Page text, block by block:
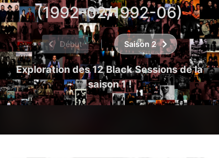
(1992-02/1992-06)
Début | Saison 2
Exploration des 12 Black Sessions de la
saison 1 !